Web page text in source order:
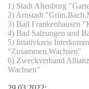
1) Stadt Altenburg
2) Arnstadt
3) Bad Frankenhausen
4) Bad Salzungen und
5) Iniativkreis
"Zusammen.Wachsen"
6) Zweckverband
Wachsen"